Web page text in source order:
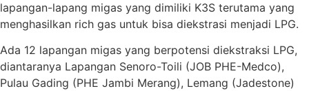
lapangan-lapang migas yang dimiliki K3S terutama yang
menghasilkan rich gas untuk bisa diekstrasi menjadi LPG.
Ada 12 lapangan migas yang berpotensi diekstraksi LPG,
diantaranya Lapangan Senoro-Toili (JOB PHE-Medco),
Pulau Gading (PHE Jambi Merang), Lemang (Jadestone)